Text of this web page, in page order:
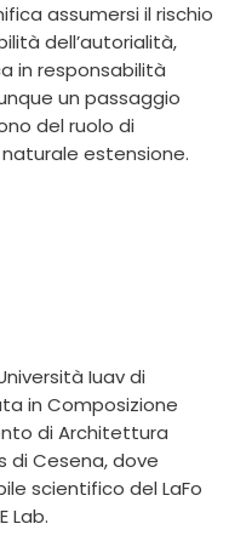
assumersi il rischio
dell’autorialità,
in responsabilità
un passaggio
del ruolo di
estensione.
Iuav di
in Composizione
di Architettura
di Cesena, dove
scientifico del LaFo
Lab.